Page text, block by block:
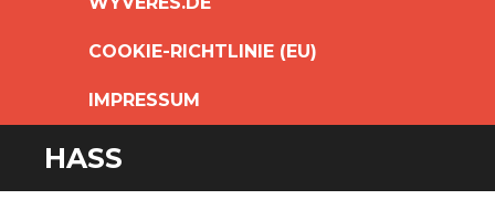
SPRINGEN
COOKIE-RICHTLINIE (EU)
IMPRESSUM
HASS